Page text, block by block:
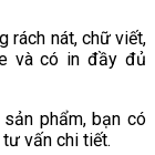
rách nát, chữ viết,
và có in đầy đủ
phẩm, bạn có
vấn chi tiết.